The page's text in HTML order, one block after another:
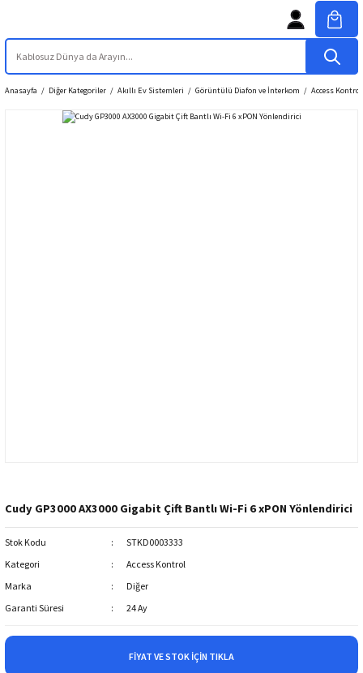
Anasayfa Diğer Kategoriler Akıllı Ev Sistemleri Görüntülü Diafon ve İnterkom Access Kontrol
Cudy GP3000 AX3000 Gigabit Çift Bantlı Wi-Fi 6 xPON Yönlendirici
Stok Kodu
STKD0003333
Kategori
Access Kontrol
Marka
Diğer
Garanti Süresi
24 Ay
FIYAT VE STOK İÇIN TIKLA